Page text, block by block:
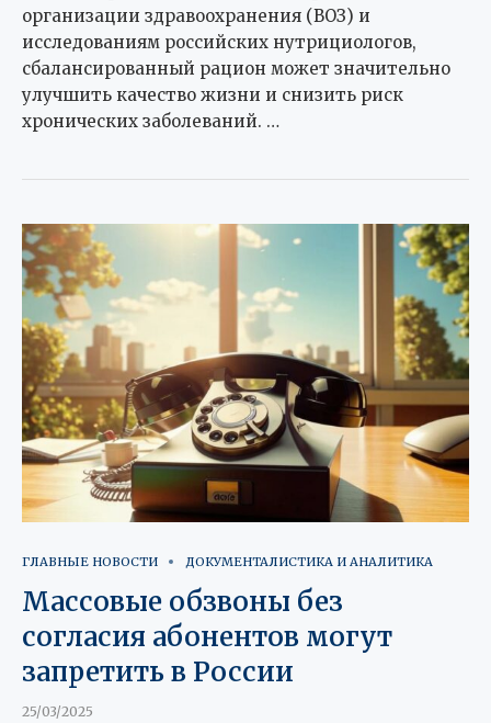
организации здравоохранения (ВОЗ) и
исследованиям российских нутрициологов,
сбалансированный рацион может значительно
улучшить качество жизни и снизить риск
хронических заболеваний. …
ГЛАВНЫЕ НОВОСТИ ДОКУМЕНТАЛИСТИКА И АНАЛИТИКА
Массовые обзвоны без
согласия абонентов могут
запретить в России
25/03/2025